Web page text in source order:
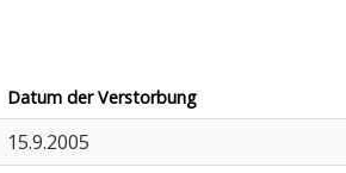
Datum der Verstorbung
15.9.2005